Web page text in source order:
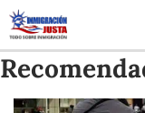
Saltar
al
contenido